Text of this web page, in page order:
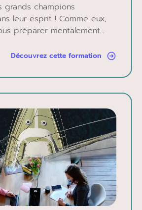
grands champions
leur esprit ! Comme eux,
préparer mentalement...
Découvrez cette formation